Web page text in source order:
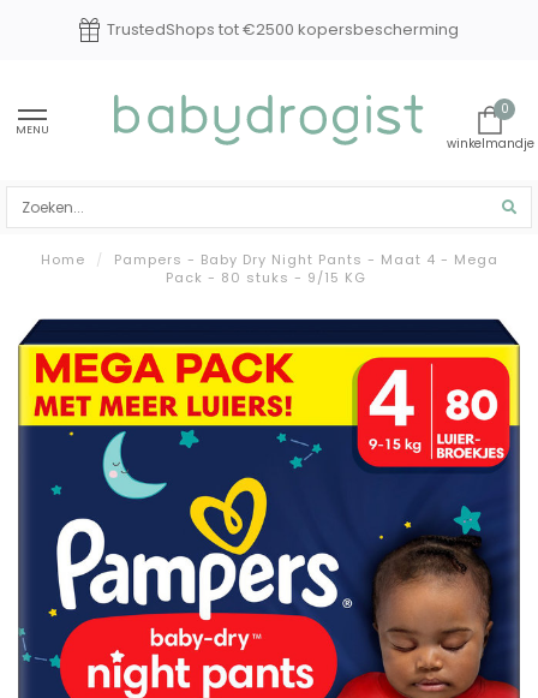
TrustedShops tot €2500 kopersbescherming
MENU
0
Home /
Pampers - Baby Dry Night Pants - Maat 4 - Mega
Pack - 80 stuks - 9/15 KG